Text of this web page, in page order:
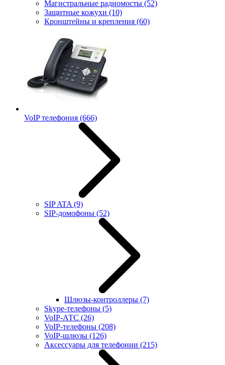
Магистральные радиомосты (52)
Защитные кожухи (10)
Кронштейны и крепления (60)
VoIP телефония (666)
SIP ATA (9)
SIP-домофоны (52)
Шлюзы-контроллеры (7)
Skype-телефоны (5)
VoIP-АТС (26)
VoIP-телефоны (208)
VoIP-шлюзы (126)
Аксессуары для телефонии (215)